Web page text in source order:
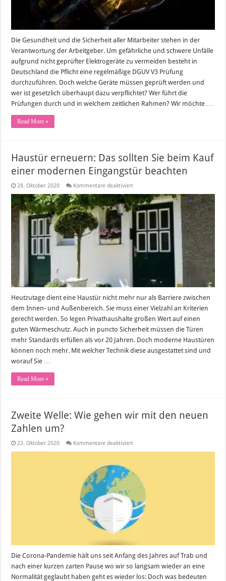
Die Gesundheit und die Sicherheit aller Mitarbeiter stehen in der
Verantwortung der Arbeitgeber. Um gefährliche und schwere Unfälle
aufgrund nicht geprüfter Elektrogeräte zu vermeiden besteht in
Deutschland die Pflicht eine regelmäßige DGUV V3 Prüfung
durchzuführen. Doch welche Geräte müssen geprüft werden und
wer ist gesetzlich überhaupt dazu verpflichtet? Wer führt die
Prüfungen durch und in welchem zeitlichen Rahmen? Wir möchte …
Read More »
Haustür erneuern: Das sollten Sie beim Kauf
einer modernen Eingangstür beachten
28. Oktober 2020 Kommentare deaktiviertfür
erneuern:
Das
sollten
Kauf
Eingangstür
beachten
Heutzutage dient eine Haustür nicht mehr nur als Barriere zwischen
dem Innen- und Außenbereich. Sie muss einer Vielzahl an Kriterien
gerecht werden. So legen Privathaushalte großen Wert auf einen
guten Wärmeschutz. Auch in puncto Sicherheit müssen die Türen
mehr Standards erfüllen als vor 20 Jahren. Doch moderne Haustüren
können noch mehr. Mit welcher Technik diese ausgestattet sind und
worauf Sie …
Read More »
Zweite Welle: Wie gehen wir mit den neuen
Zahlen um?
23. Oktober 2020 Kommentare deaktiviertfür
wir
mit
den
Zahlen
um?
Die Corona-Pandemie hält uns seit Anfang des Jahres auf Trab und
nach einer kurzen zarten Pause wo wir so langsam wieder an eine
Normalität geglaubt haben geht es wieder los: Doch was bedeuten